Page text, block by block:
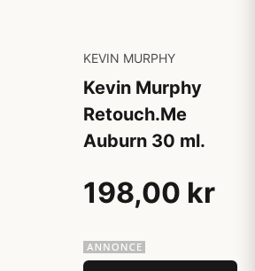
KEVIN MURPHY
Kevin Murphy
Retouch.Me
Auburn 30 ml.
198,00 kr